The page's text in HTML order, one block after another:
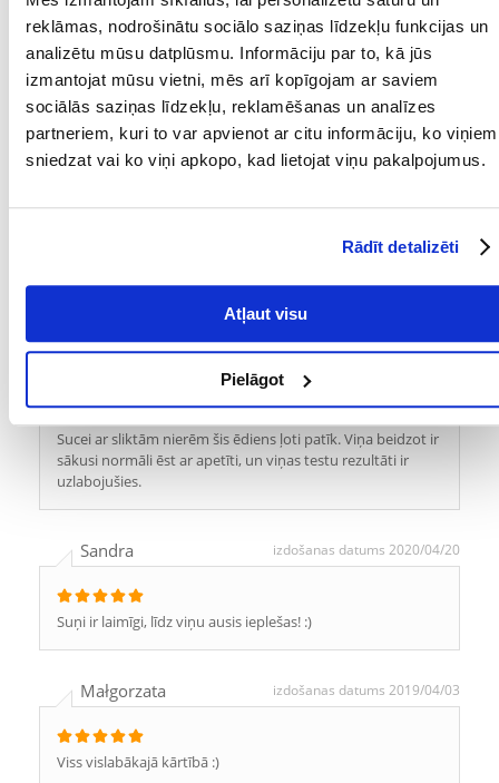
reklāmas, nodrošinātu sociālo saziņas līdzekļu funkcijas un
analizētu mūsu datplūsmu. Informāciju par to, kā jūs
izmantojat mūsu vietni, mēs arī kopīgojam ar saviem
sociālās saziņas līdzekļu, reklamēšanas un analīzes
partneriem, kuri to var apvienot ar citu informāciju, ko viņiem
sniedzat vai ko viņi apkopo, kad lietojat viņu pakalpojumus.
Rādīt detalizēti
Atļaut visu
Pielāgot
ĪPAŠAS PRASĪBAS: Nieru mazspēja
MĀJDZĪVNIEKA
VECUMS NO:
12 mēnešu
Kādi ir produktu vērtēšanas noteikumi?
Tikai reģistrēti FERA24.LV klienti, kuri ir iegādājušies produktu,
vidējais no visiem vērtējumiem. Pēc atsauksmju apstrādes mēs
UZRAKSTĪT ATSAUKSMI
Sucei ar sliktām nierēm šis ēdiens ļoti patīk. Viņa beidzot ir
sākusi normāli ēst ar apetīti, un viņas testu rezultāti ir
uzlabojušies.
Sandra izdošanas datums 2020/04/20
Suņi ir laimīgi, līdz viņu ausis ieplešas! :)
Małgorzata izdošanas datums 2019/04/03
Viss vislabākajā kārtībā :)